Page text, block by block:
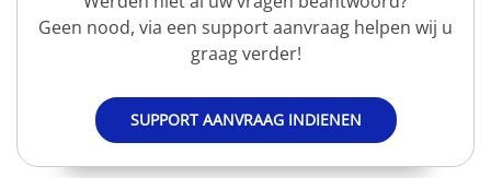
Geen nood, via een support aanvraag helpen wij u
graag verder!
SUPPORT AANVRAAG INDIENEN